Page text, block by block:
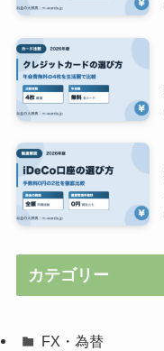
カテゴリー
FX・為替